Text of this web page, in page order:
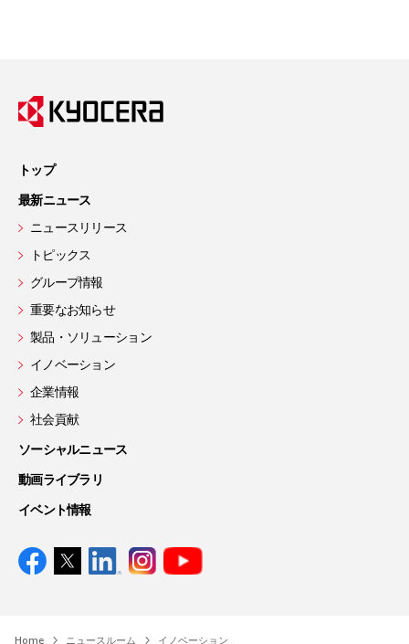
トップ
最新ニュース
ニュースリリース
トピックス
グループ情報
重要なお知らせ
製品・ソリューション
イノベーション
企業情報
社会貢献
ソーシャルニュース
動画ライブラリ
イベント情報
Home ニュースルーム イノベーション